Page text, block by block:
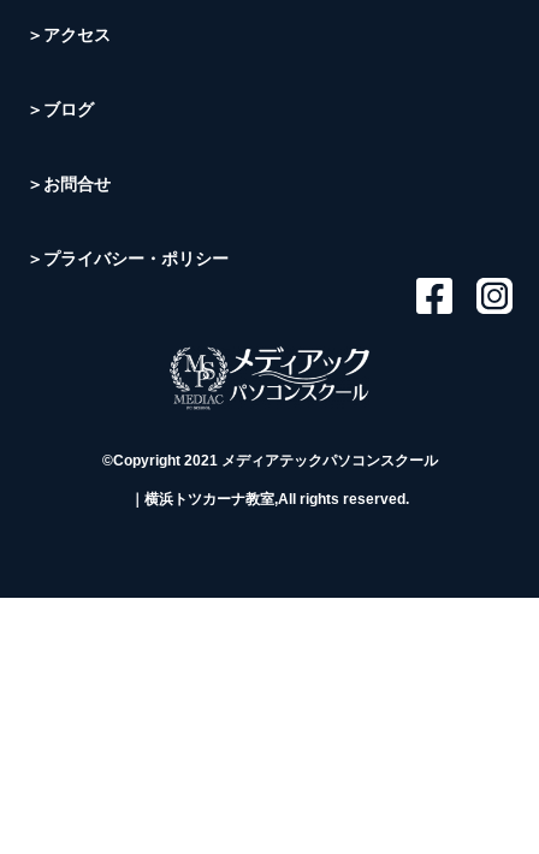
＞アクセス
＞ブログ
＞お問合せ
＞プライバシー・ポリシー
©Copyright 2021 メディアテックパソコンスクール
｜横浜トツカーナ教室,All rights reserved.